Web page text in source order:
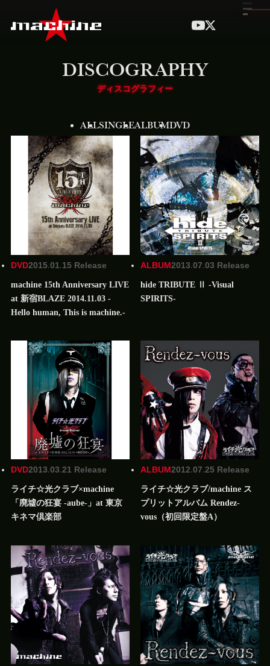
DISCOGRAPHY
ディスコグラフィー
ALLSINGLEALBUMDVD
DVD2015.01.15 Release
machine 15th Anniversary LIVE
at 新宿BLAZE 2014.11.03 -
Hello human, This is machine.-
ALBUM2013.07.03 Release
hide TRIBUTE Ⅱ -Visual
SPIRITS-
DVD2013.03.21 Release
ライチ☆光クラブ×machine
「廃墟の狂宴 -aube-」at 東京
キネマ倶楽部
ALBUM2012.07.25 Release
ライチ☆光クラブ/machine ス
プリットアルバム Rendez-
vous（初回限定盤A）